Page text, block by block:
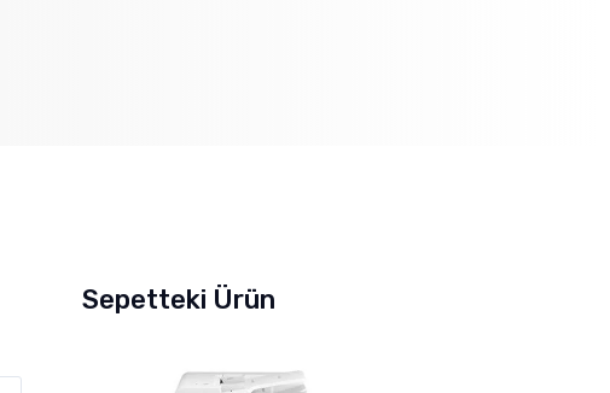
Sepetteki Ürün